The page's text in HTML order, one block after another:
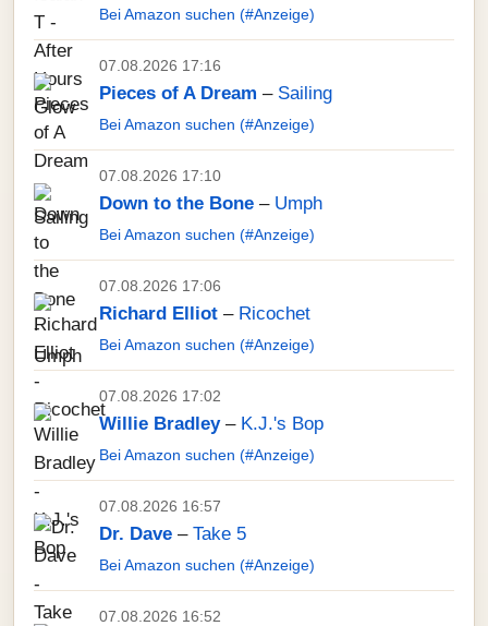
Bei Amazon suchen (#Anzeige)
07.08.2026 17:16
Pieces of A Dream – Sailing
Bei Amazon suchen (#Anzeige)
07.08.2026 17:10
Down to the Bone – Umph
Bei Amazon suchen (#Anzeige)
07.08.2026 17:06
Richard Elliot – Ricochet
Bei Amazon suchen (#Anzeige)
07.08.2026 17:02
Willie Bradley– K.J.'s Bop
Bei Amazon suchen (#Anzeige)
07.08.2026 16:57
Dr. Dave – Take 5
Bei Amazon suchen (#Anzeige)
07.08.2026 16:52